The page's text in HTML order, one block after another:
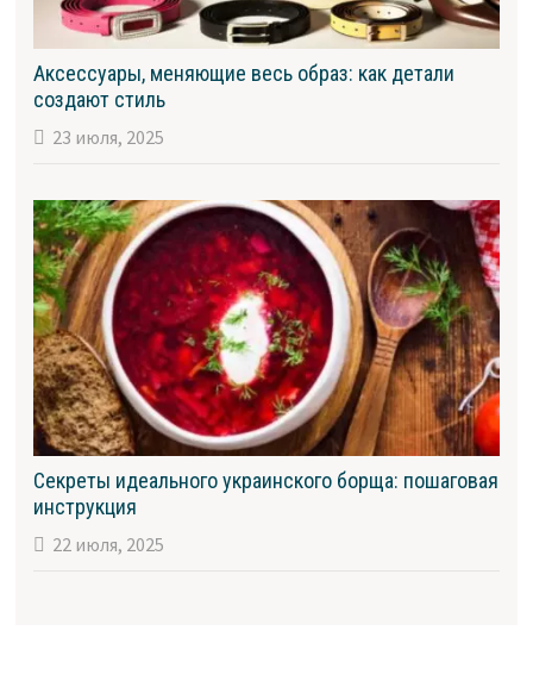
Аксессуары, меняющие весь образ: как детали
создают стиль
23 июля, 2025
Секреты идеального украинского борща: пошаговая
инструкция
22 июля, 2025